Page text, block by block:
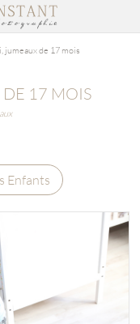
jumeaux de 17 mois
17 MOIS
Enfants